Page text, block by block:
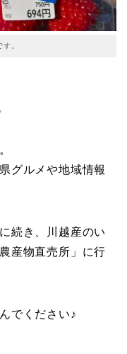
。
グルメや地域情報
に続き、川越産のい
産物直売所」に行
でください♪